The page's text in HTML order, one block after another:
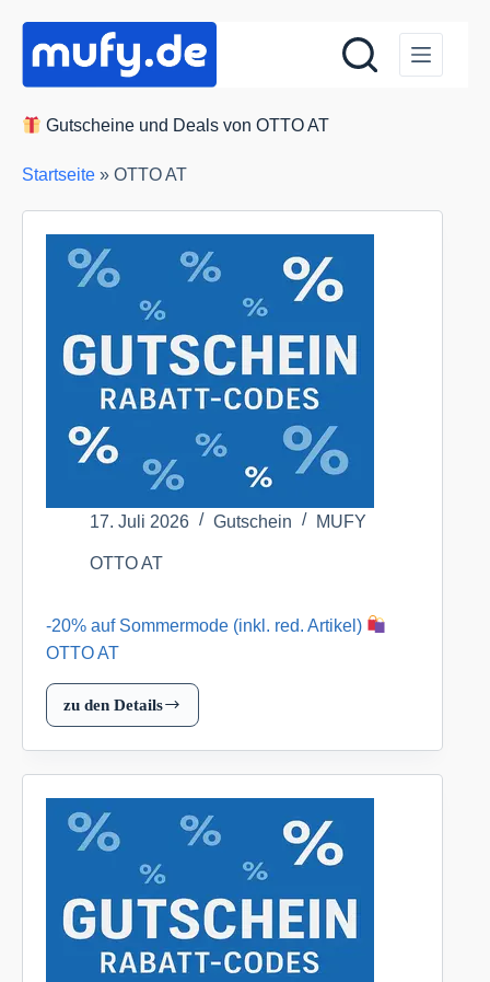
Inhalt
springen
Gutscheine und Deals von OTTO AT
Startseite » OTTO AT
17. Juli 2026 Gutschein MUFY
OTTO AT
-20% auf Sommermode (inkl. red. Artikel)
OTTO AT
zu den Details
-20%
(inkl.
OTTO
AT